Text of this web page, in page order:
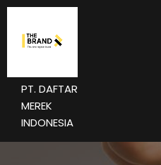
PT. DAFTAR
MEREK
INDONESIA